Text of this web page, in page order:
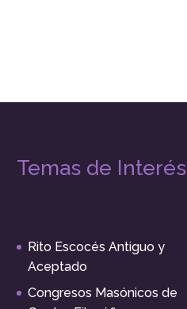
Temas de Interés
Rito Escocés Antiguo y
Aceptado
Congresos Masónicos de